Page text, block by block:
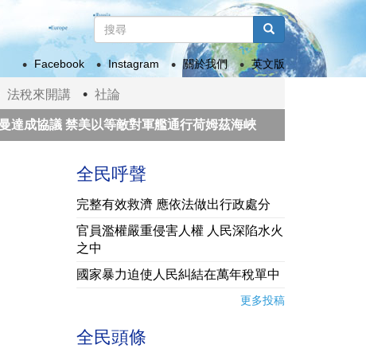
搜
尋
表
單
搜尋
Facebook
Instagram 關於我們 英文版
法稅來開講 社論
協議 禁美以等敵對軍艦通行荷姆茲海峽
全民呼聲
完整有效救濟 應依法做出行政處分
官員濫權嚴重侵害人權 人民深陷水火
之中
國家暴力迫使人民糾結在萬年稅單中
更多投稿
全民頭條